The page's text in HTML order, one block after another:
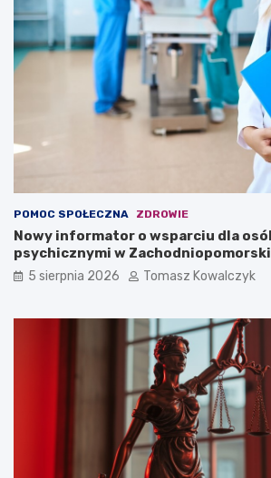
POMOC SPOŁECZNA ZDROWIE
Nowy informator o wsparciu dla
psychicznymi w
5 sierpnia 2026 Tomasz Kowalczyk